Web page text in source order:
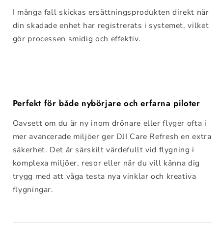
I många fall skickas ersättningsprodukten direkt när
din skadade enhet har registrerats i systemet, vilket
gör processen smidig och effektiv.
Perfekt för både nybörjare och erfarna piloter
Oavsett om du är ny inom drönare eller flyger ofta i
mer avancerade miljöer ger DJI Care Refresh en extra
säkerhet. Det är särskilt värdefullt vid flygning i
komplexa miljöer, resor eller när du vill känna dig
trygg med att våga testa nya vinklar och kreativa
flygningar.